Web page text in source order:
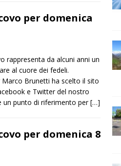
per domenica
rappresenta da alcuni anni un
al cuore dei fedeli.
Brunetti ha scelto il sito
e Twitter del nostro
un punto di riferimento per[…]
per domenica 8